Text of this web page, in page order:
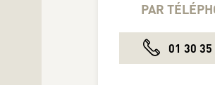
PAR
01 30 35